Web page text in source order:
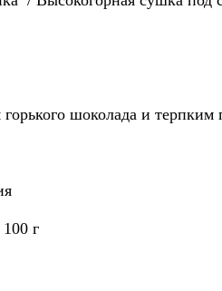
шоколада и терпким
г